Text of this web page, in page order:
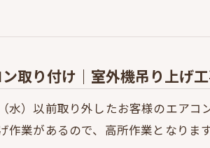
取り付け｜室外機吊り上げ
水）以前取り外したお客様のエア
作業があるので、高所作業となりま